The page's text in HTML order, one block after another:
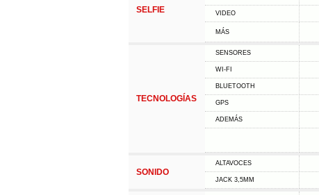
SELFIE VIDEO
MÁS
TECNOLOGÍAS
SENSORES
WI-FI
BLUETOOTH
GPS
ADEMÁS
SONIDO
ALTAVOCES
JACK 3,5MM